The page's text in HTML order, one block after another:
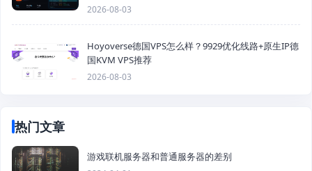
2026-08-03
Hoyoverse德国VPS怎么样？9929优化线路+原生IP德
国KVM VPS推荐
2026-08-03
热门文章
游戏联机服务器和普通服务器的差别